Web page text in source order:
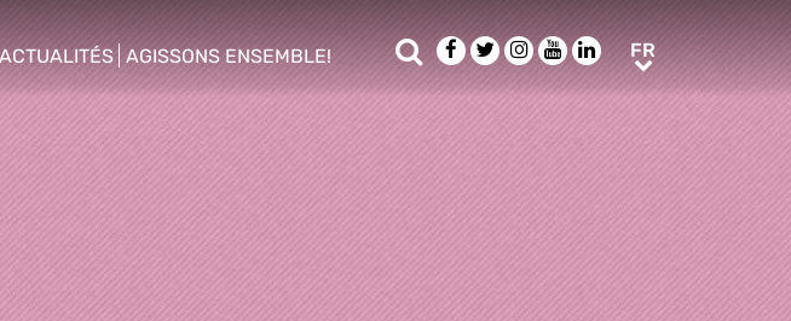
ACTUALITÉS
hide sub menu
AGISSONS ENSEMBLE!
show/hide sub menu
Rechercher
Facebook
TwitterInstagram
YoutubeLinkedIn
FR FR